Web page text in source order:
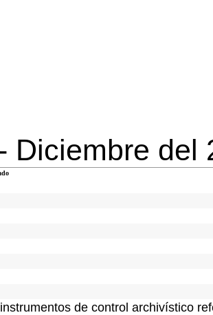
Diciembre del
de control archivístico